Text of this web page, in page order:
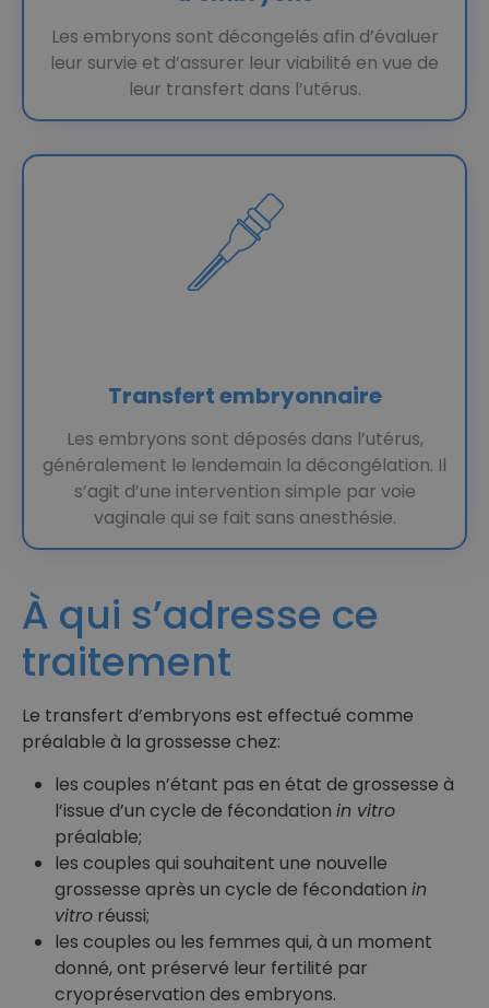
Les embryons sont décongelés afin d’évaluer
leur survie et d’assurer leur viabilité en vue de
leur transfert dans l’utérus.
Transfert embryonnaire
Les embryons sont déposés dans l’utérus,
généralement le lendemain la décongélation. Il
s’agit d’une intervention simple par voie
vaginale qui se fait sans anesthésie.
À qui s’adresse ce
traitement
Le transfert d’embryons est effectué comme
préalable à la grossesse chez:
les couples n’étant pas en état de grossesse à
l’issue d’un cycle de fécondation in vitro
préalable;
les couples qui souhaitent une nouvelle
grossesse après un cycle de fécondation in
vitro réussi;
les couples ou les femmes qui, à un moment
donné, ont préservé leur fertilité par
cryopréservation des embryons.